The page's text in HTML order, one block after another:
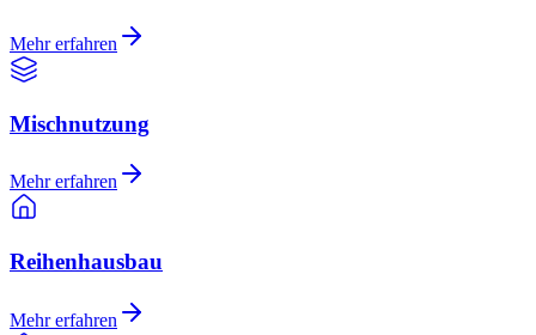
Mehr erfahren
Mischnutzung
Mehr erfahren
Reihenhausbau
Mehr erfahren